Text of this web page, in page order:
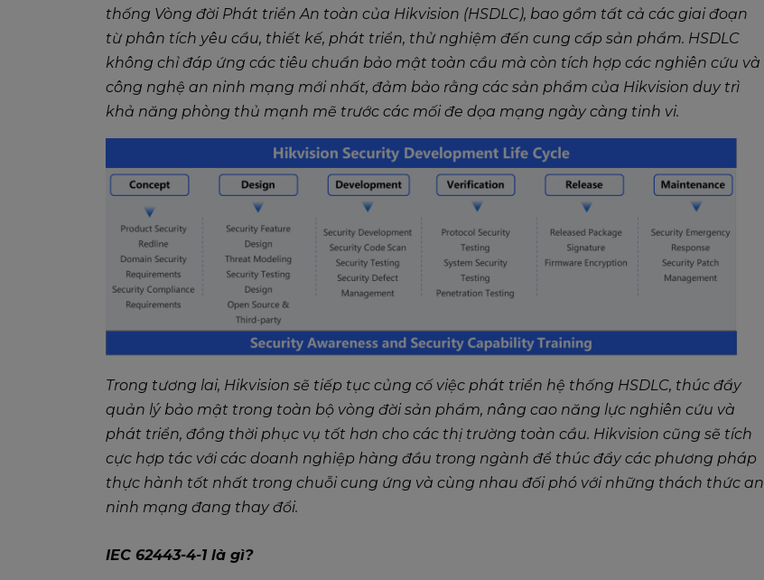
thống Vòng đời Phát triển An toàn của Hikvision (HSDLC), bao gồm tất cả các giai đoạn
từ phân tích yêu cầu, thiết kế, phát triển, thử nghiệm đến cung cấp sản phẩm. HSDLC
không chỉ đáp ứng các tiêu chuẩn bảo mật toàn cầu mà còn tích hợp các nghiên cứu và
công nghệ an ninh mạng mới nhất, đảm bảo rằng các sản phẩm của Hikvision duy trì
khả năng phòng thủ mạnh mẽ trước các mối đe dọa mạng ngày càng tinh vi.
Trong tương lai, Hikvision sẽ tiếp tục củng cố việc phát triển hệ thống HSDLC, thúc đẩy
quản lý bảo mật trong toàn bộ vòng đời sản phẩm, nâng cao năng lực nghiên cứu và
phát triển, đồng thời phục vụ tốt hơn cho các thị trường toàn cầu. Hikvision cũng sẽ tích
cực hợp tác với các doanh nghiệp hàng đầu trong ngành để thúc đẩy các phương pháp
thực hành tốt nhất trong chuỗi cung ứng và cùng nhau đối phó với những thách thức an
ninh mạng đang thay đổi.
IEC 62443-4-1 là gì?